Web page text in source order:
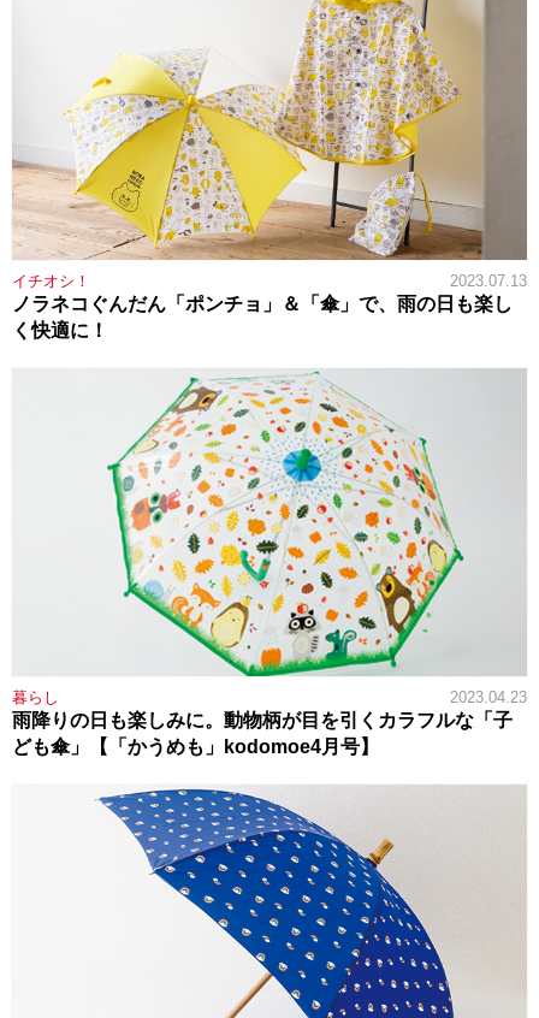
イチオシ！ 2023.07.13
ノラネコぐんだん「ポンチョ」＆「傘」で、雨の日も楽し
く快適に！
暮らし 2023.04.23
雨降りの日も楽しみに。動物柄が目を引くカラフルな「子
ども傘」【「かうめも」kodomoe4月号】